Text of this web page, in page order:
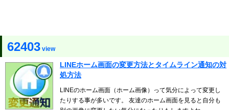
62403 view
LINEホーム画面の変更方法とタイムライン通知の対
処方法
LINEのホーム画面（ホーム画像）って気分によって変更し
たりする事が多いです。 友達のホーム画面を見ると自分も